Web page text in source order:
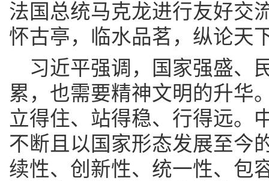
法国总统马克龙进行友好交
怀古亭，临水品茗，纵论天
习近平强调，国家强盛、
累，也需要精神文明的升华
立得住、站得稳、行得远。
不断且以国家形态发展至今
续性、创新性、统一性、包